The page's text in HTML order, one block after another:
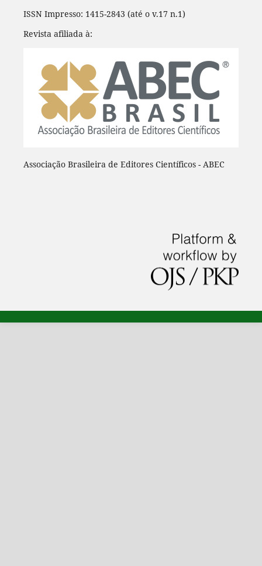
ISSN Impresso: 1415-2843 (até o v.17 n.1)
Revista afiliada à:
Associação Brasileira de Editores Científicos - ABEC